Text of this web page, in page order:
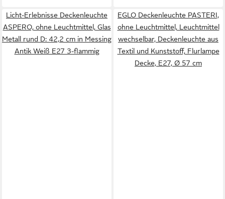
Licht-Erlebnisse Deckenleuchte
ASPERO, ohne Leuchtmittel, Glas
Metall rund D: 42,2 cm in Messing
Antik Weiß E27 3-flammig
EGLO Deckenleuchte PASTERI,
ohne Leuchtmittel, Leuchtmittel
wechselbar, Deckenleuchte aus
Textil und Kunststoff, Flurlampe
Decke, E27, Ø 57 cm